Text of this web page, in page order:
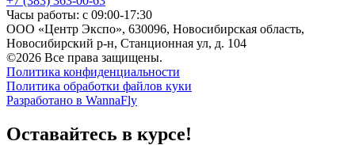
Часы работы: с 09:00-17:30
ООО «Центр Экспо», 630096, Новосибирская область,
Новосибирский р-н, Станционная ул, д. 104
©2026 Все права защищены.
Политика конфиденциальности
Политика обработки файлов куки
Разработано в WannaFly
Оставайтесь в курсе!